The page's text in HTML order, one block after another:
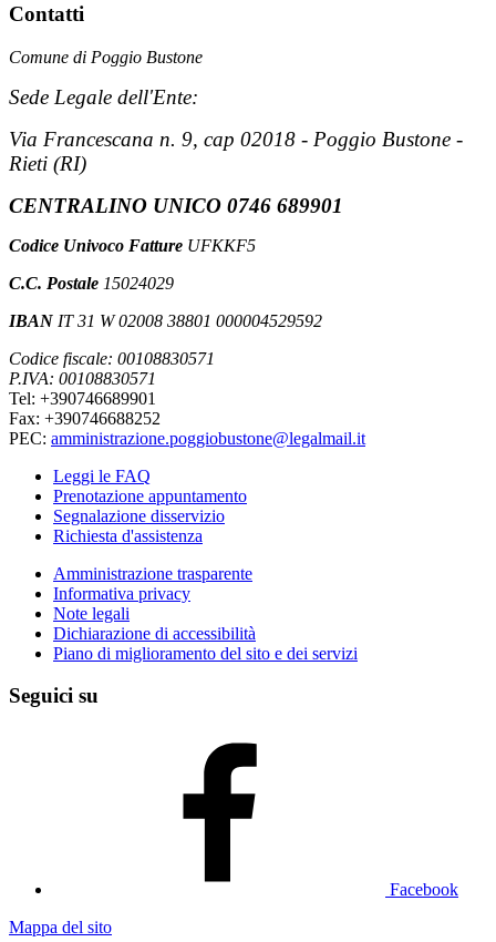
Contatti
Comune di Poggio Bustone
Sede Legale dell'Ente:
Via Francescana n. 9, cap 02018 - Poggio Bustone -
Rieti (RI)
CENTRALINO UNICO 0746 689901
Codice Univoco Fatture UFKKF5
C.C. Postale 15024029
IBAN IT 31 W 02008 38801 000004529592
Codice fiscale: 00108830571
P.IVA: 00108830571
Tel: +390746689901
Fax: +390746688252
PEC: amministrazione.poggiobustone@legalmail.it
Leggi le FAQ
Prenotazione appuntamento
Segnalazione disservizio
Richiesta d'assistenza
Amministrazione trasparente
Informativa privacy
Note legali
Dichiarazione di accessibilità
Piano di miglioramento del sito e dei servizi
Seguici su
Facebook
Mappa del sito